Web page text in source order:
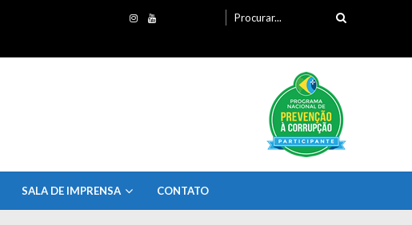
por:
SALA DE IMPRENSA CONTATO